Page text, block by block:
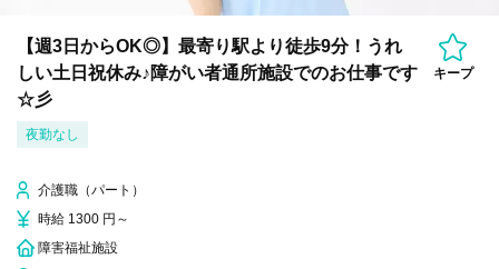
【週3日からOK◎】最寄り駅より徒歩9分！うれ
しい土日祝休み♪障がい者通所施設でのお仕事です
☆彡
キープ
夜勤なし
介護職（パート）
時給 1300 円～
障害福祉施設